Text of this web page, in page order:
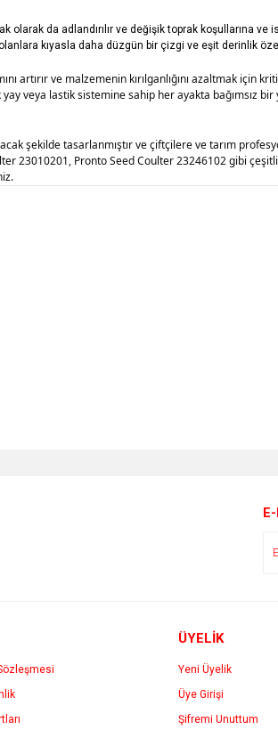
olarak da adlandırılır ve değişik toprak koşullarına
kıyasla daha düzgün bir çizgi ve eşit derinlik
artırır ve malzemenin kırılganlığını azaltmak
veya lastik sistemine sahip her ayakta bağımsız bir
şekilde tasarlanmıştır ve çiftçilere ve tarım
23010201, Pronto Seed Coulter 23246102 gibi
ÜYELİK
Yeni Üyelik
Üye Girişi
Şifremi Unuttum